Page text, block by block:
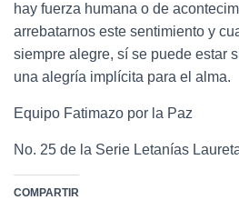
hay fuerza humana o de
arrebatarnos este sentimiento y
siempre alegre, sí se puede estar
una alegría implícita para el alma.
Equipo Fatimazo por la Paz
No. 25 de la Serie Letanías
COMPARTIR